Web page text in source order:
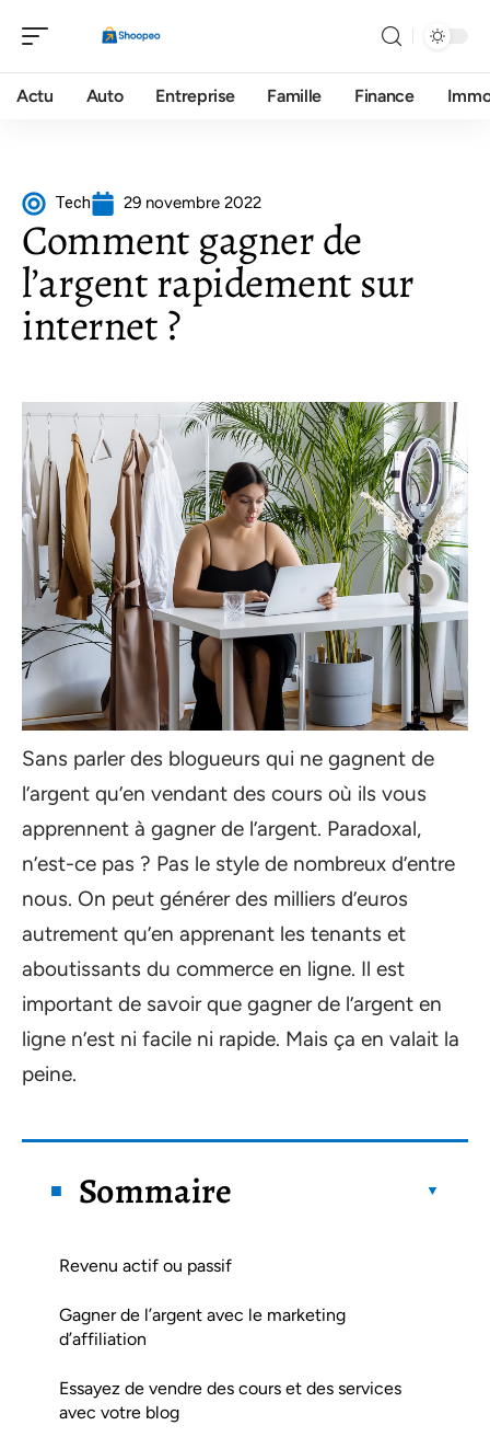
Actu Auto Entreprise Famille Finance
Tech 29 novembre 2022
Comment gagner de
l’argent rapidement sur
internet ?
Sans parler des blogueurs qui ne gagnent de
l’argent qu’en vendant des cours où ils vous
apprennent à gagner de l’argent. Paradoxal,
n’est-ce pas ? Pas le style de nombreux d’entre
nous. On peut générer des milliers d’euros
autrement qu’en apprenant les tenants et
aboutissants du commerce en ligne. Il est
important de savoir que gagner de l’argent en
ligne n’est ni facile ni rapide. Mais ça en valait la
peine.
Sommaire
Revenu actif ou passif
Gagner de l’argent avec le marketing
d’affiliation
Essayez de vendre des cours et des services
avec votre blog